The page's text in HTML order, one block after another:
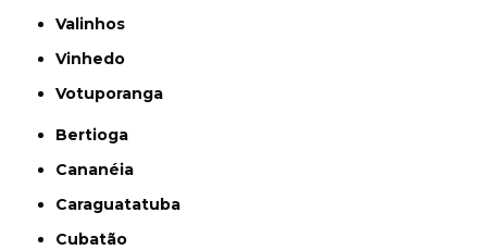
Valinhos
Vinhedo
Votuporanga
Bertioga
Cananéia
Caraguatatuba
Cubatão